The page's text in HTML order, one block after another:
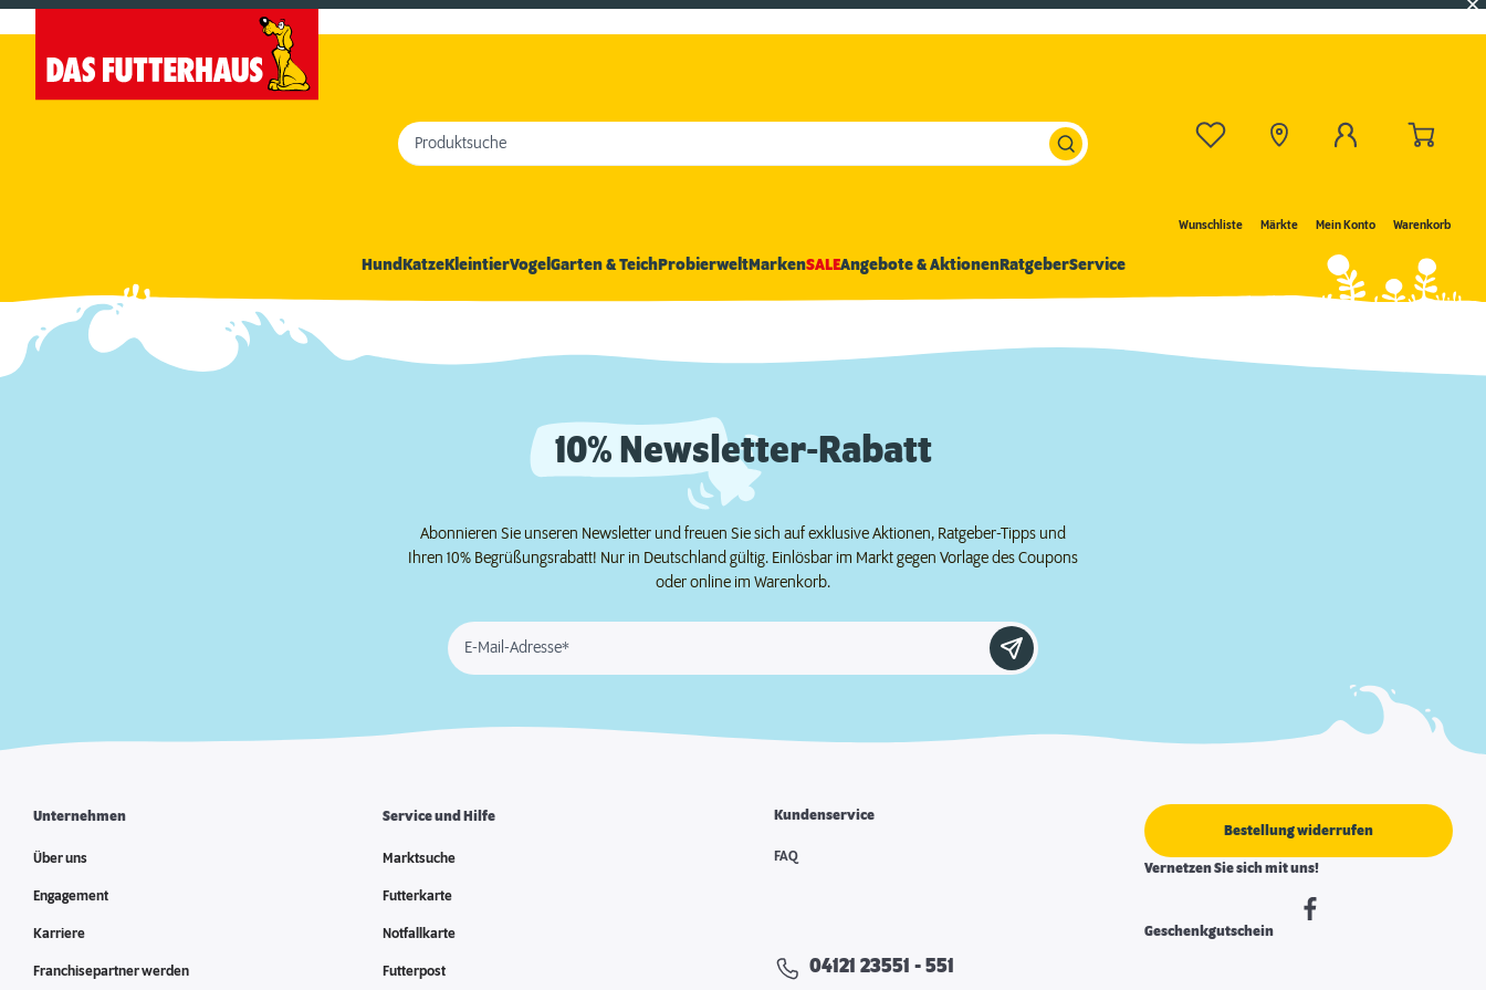
Wunschliste Märkte Mein Konto Warenkorb
Produktsuche
HundKatzeKleintierVogel Garten & TeichProbierweltMarkenSALEAngebote & AktionenRatgeberService
10% Newsletter-Rabatt
Abonnieren Sie unseren Newsletter und freuen Sie sich auf exklusive Aktionen, Ratgeber-Tipps und
Ihren 10% Begrüßungsrabatt! Nur in Deutschland gültig. Einlösbar im Markt gegen Vorlage des Coupons
oder online im Warenkorb.
E-Mail-Adresse*
Unternehmen
Über uns
Engagement
Karriere
Franchisepartner werden
Service und Hilfe
Marktsuche
Futterkarte
Notfallkarte
Futterpost
Kundenservice
FAQ
04121 23551 - 551
Bestellung widerrufen
Vernetzen Sie sich mit uns!
Geschenkgutschein